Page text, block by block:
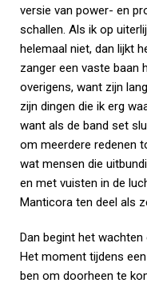
versie van power- en
schallen. Als ik op
helemaal niet, dan lijkt
zanger een vaste baan
overigens, want zijn
zijn dingen die ik erg
want als de band set
om meerdere redenen
wat mensen die
en met vuisten in de
Manticora ten deel als
Dan begint het
Het moment tijdens
ben om doorheen te